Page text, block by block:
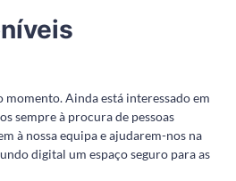
momento. Ainda está interessado em
sempre à procura de pessoas
à nossa equipa e ajudarem-nos na
digital um espaço seguro para as